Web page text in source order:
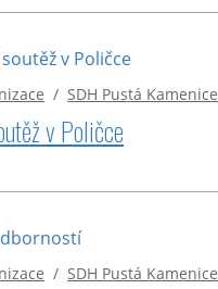
/ SDH Pustá Kamenice
v Poličce
/ SDH Pustá Kamenice